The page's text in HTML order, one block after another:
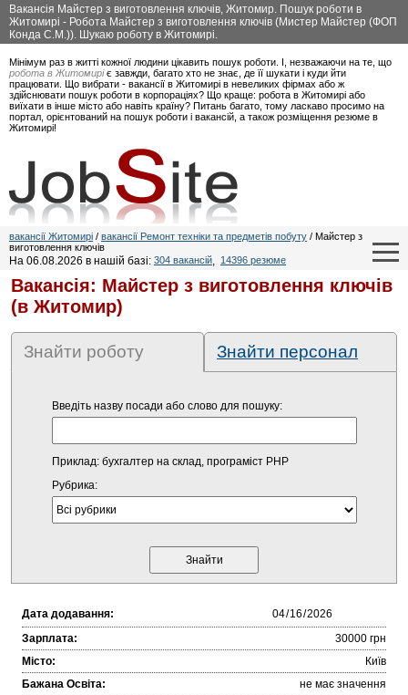
Вакансія Майстер з виготовлення ключів, Житомир. Пошук роботи в
Житомирі - Робота Майстер з виготовлення ключів (Мистер Майстер (ФОП
Конда С.М.)). Шукаю роботу в Житомирі.
Мінімум раз в житті кожної людини цікавить пошук роботи. І, незважаючи на те, що
робота в Житомиріє завжди, багато хто не знає, де її шукати і куди йти
працювати. Що вибрати - вакансії в Житомирі в невеликих фірмах або ж
здійснювати пошук роботи в корпораціях? Що краще: робота в Житомирі або
виїхати в інше місто або навіть країну? Питань багато, тому ласкаво просимо на
портал, орієнтований на пошук роботи і вакансій, а також розміщення резюме в
Житомирі!
вакансії Житомирі / вакансії Ремонт техніки та предметів побуту / Майстер з
виготовлення ключів
На 06.08.2026 в нашій базі: 304 вакансій, 14396 резюме
Вакансія: Майстер з виготовлення ключів
(в Житомир)
Знайти роботу Знайти персонал
Введіть назву посади або слово для пошуку:
Приклад: бухгалтер на склад, програміст PHP
Рубрика:
Дата додавання:
Зарплата:
30000 грн
Місто:
Київ
Бажана Освіта:
не має значення